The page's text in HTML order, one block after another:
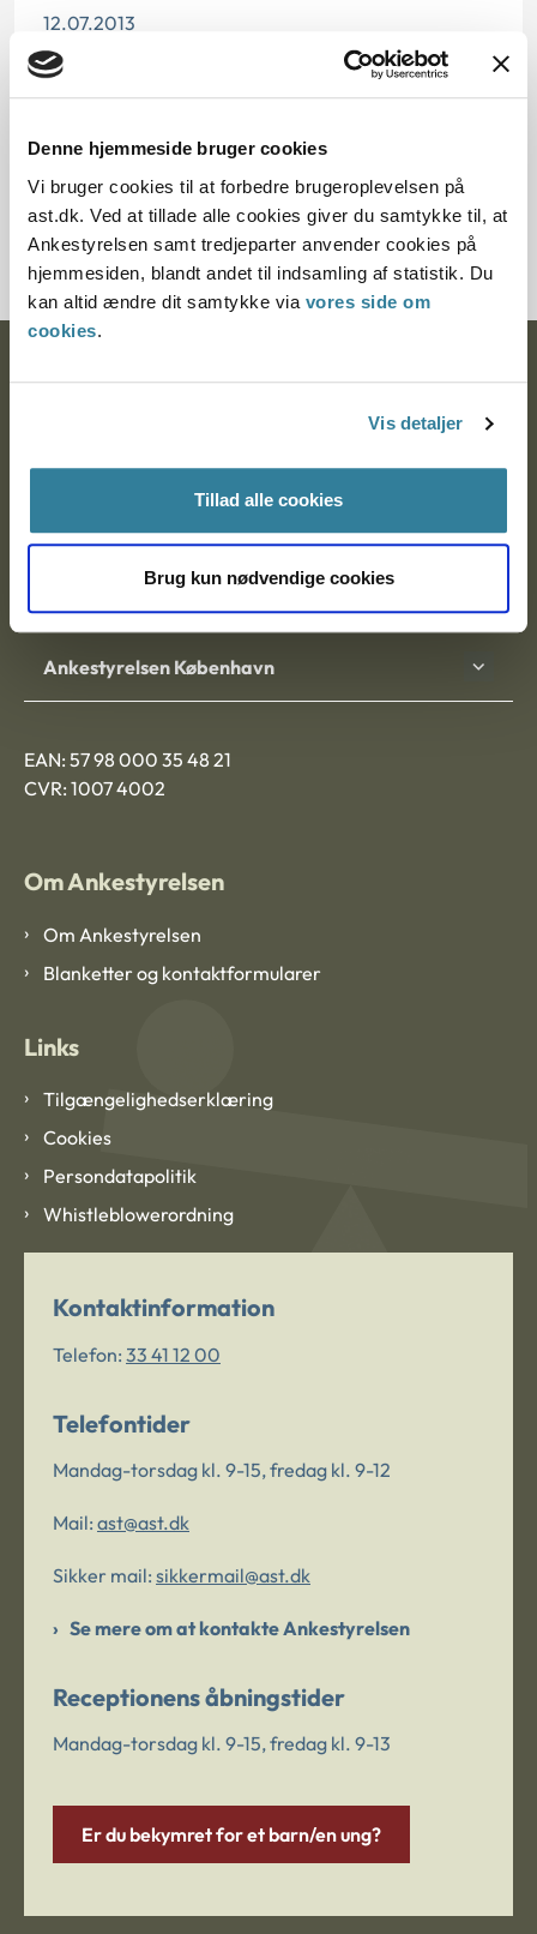
Denne hjemmeside bruger cookies
Vi bruger cookies til at forbedre brugeroplevelsen på
ast.dk. Ved at tillade alle cookies giver du samtykke til, at
Ankestyrelsen samt tredjeparter anvender cookies på
hjemmesiden, blandt andet til indsamling af statistik. Du
kan altid ændre dit samtykke via vores side om
cookies.
Vis detaljer
Tillad alle cookies
Brug kun nødvendige cookies
12.07.2013
Paragraf
Journalnummer
20471-94
Ankestyrelsen
Nytorv 7, 2. sal
Ankestyrelsen København
EAN: 57 98 000 35 48 21
CVR: 1007 4002
Om Ankestyrelsen
Om Ankestyrelsen
Blanketter og kontaktformularer
Links
Tilgængelighedserklæring
Cookies
Persondatapolitik
Whistleblowerordning
Kontaktinformation
Telefon: 33 41 12 00
Telefontider
Mandag-torsdag kl. 9-15, fredag kl. 9-12
Mail: ast@ast.dk
Sikker mail: sikkermail@ast.dk
Se mere om at kontakte Ankestyrelsen
Receptionens åbningstider
Mandag-torsdag kl. 9-15, fredag kl. 9-13
Er du bekymret for et barn/en ung?